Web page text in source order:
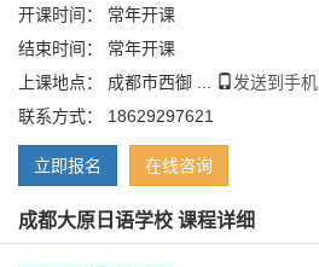
开课时间： 常年开课
结束时间： 常年开课
上课地点： 成都市西御 ...
发送到手机
联系方式： 18629297621
立即报名 在线咨询
成都大原日语学校 课程详细